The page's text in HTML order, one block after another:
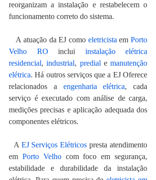
reorganizam a instalação e restabelecem o
funcionamento correto do sistema.
   A atuação da EJ como
eletricista em Porto
Velho RO inclui instalação elétrica
residencial, industrial, predial e manutenção
elétrica. Há outros serviços que a EJ Oferece
relacionados a engenharia elétrica, cada
serviço é executado com análise de carga,
medições precisas e aplicação adequada dos
componentes elétricos.
  A
EJ Serviços Elétricos presta atendimento
em Porto Velho com foco em segurança,
estabilidade e durabilidade da instalação